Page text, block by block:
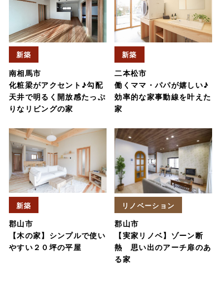
新築
南相馬市
化粧梁がアクセント♪勾配
天井で明るく開放感たっぷ
りなリビングの家
新築
二本松市
働くママ・パパが嬉しい♪
効率的な家事動線を叶えた
家
新築
郡山市
【木の家】シンプルで使い
やすい２０坪の平屋
リノベーション
郡山市
【実家リノベ】ゾーン断
熱 思い出のアーチ扉のあ
る家